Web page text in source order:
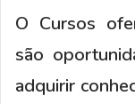
O Cursos
são
adquirir